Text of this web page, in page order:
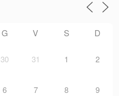
G V S D
30 31 1 2
6 7 8 9